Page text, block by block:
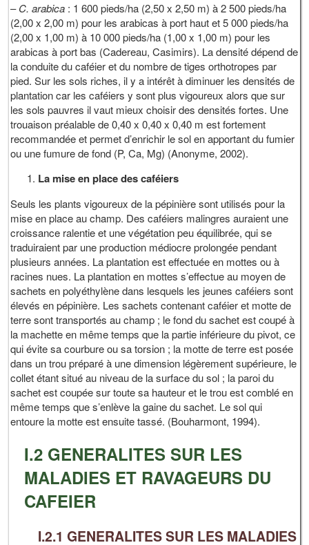
–C. arabica : 1 600 pieds/ha (2,50 x 2,50 m) à 2 500 pieds/ha
(2,00 x 2,00 m) pour les arabicas à port haut et 5 000 pieds/ha
(2,00 x 1,00 m) à 10 000 pieds/ha (1,00 x 1,00 m) pour les
arabicas à port bas (Cadereau, Casimirs). La densité dépend de
la conduite du caféier et du nombre de tiges orthotropes par
pied. Sur les sols riches, il y a intérêt à diminuer les densités de
plantation car les caféiers y sont plus vigoureux alors que sur
les sols pauvres il vaut mieux choisir des densités fortes. Une
trouaison préalable de 0,40 x 0,40 x 0,40 m est fortement
recommandée et permet d’enrichir le sol en apportant du fumier
ou une fumure de fond (P, Ca, Mg) (Anonyme, 2002).
La mise en place des caféiers
Seuls les plants vigoureux de la pépinière sont utilisés pour la
mise en place au champ. Des caféiers malingres auraient une
croissance ralentie et une végétation peu équilibrée, qui se
traduiraient par une production médiocre prolongée pendant
plusieurs années. La plantation est effectuée en mottes ou à
racines nues. La plantation en mottes s’effectue au moyen de
sachets en polyéthylène dans lesquels les jeunes caféiers sont
élevés en pépinière. Les sachets contenant caféier et motte de
terre sont transportés au champ ; le fond du sachet est coupé à
la machette en même temps que la partie inférieure du pivot, ce
qui évite sa courbure ou sa torsion ; la motte de terre est posée
dans un trou préparé à une dimension légèrement supérieure, le
collet étant situé au niveau de la surface du sol ; la paroi du
sachet est coupée sur toute sa hauteur et le trou est comblé en
même temps que s’enlève la gaine du sachet. Le sol qui
entoure la motte est ensuite tassé. (Bouharmont, 1994).
I.2 GENERALITES SUR LES
MALADIES ET RAVAGEURS DU
CAFEIER
I.2.1 GENERALITES SUR LES MALADIES